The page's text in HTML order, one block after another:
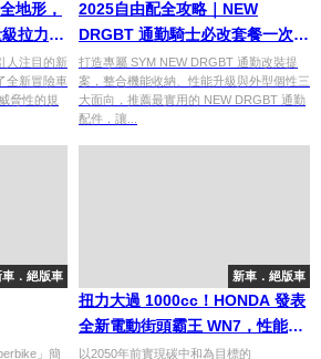
地形，
拉力車
人注目的新
全新冒險車
脅性的規
2025自由配全攻略｜NEW
DRGBT 通勤騎士必改套餐一次
看！
打造專屬 SYM NEW DRGBT 通勤改裝提
案，整合機能收納、性能升級與外型個性三
大面向，推薦最實用的 NEW DRGBT 通勤
配件，讓...
車．絕版車
亮」簡
新車．絕版車
扭力大過 1000cc！HONDA 發表
全新電動街頭霸王 WN7，性能媲
美燃油車
以2050年前實現碳中和為目標的